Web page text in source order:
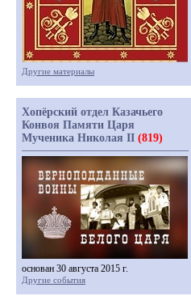
Другие материалы
Хопёрский отдел Казачьего
Конвоя Памяти Царя
Мученика Николая II (819)
основан 30 августа 2015 г.
Другие события